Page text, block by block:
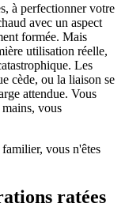
à perfectionner votre
avec un aspect
formée. Mais
utilisation réelle,
Les
cède, ou la liaison se
attendue. Vous
vous
vous n'êtes
ratées